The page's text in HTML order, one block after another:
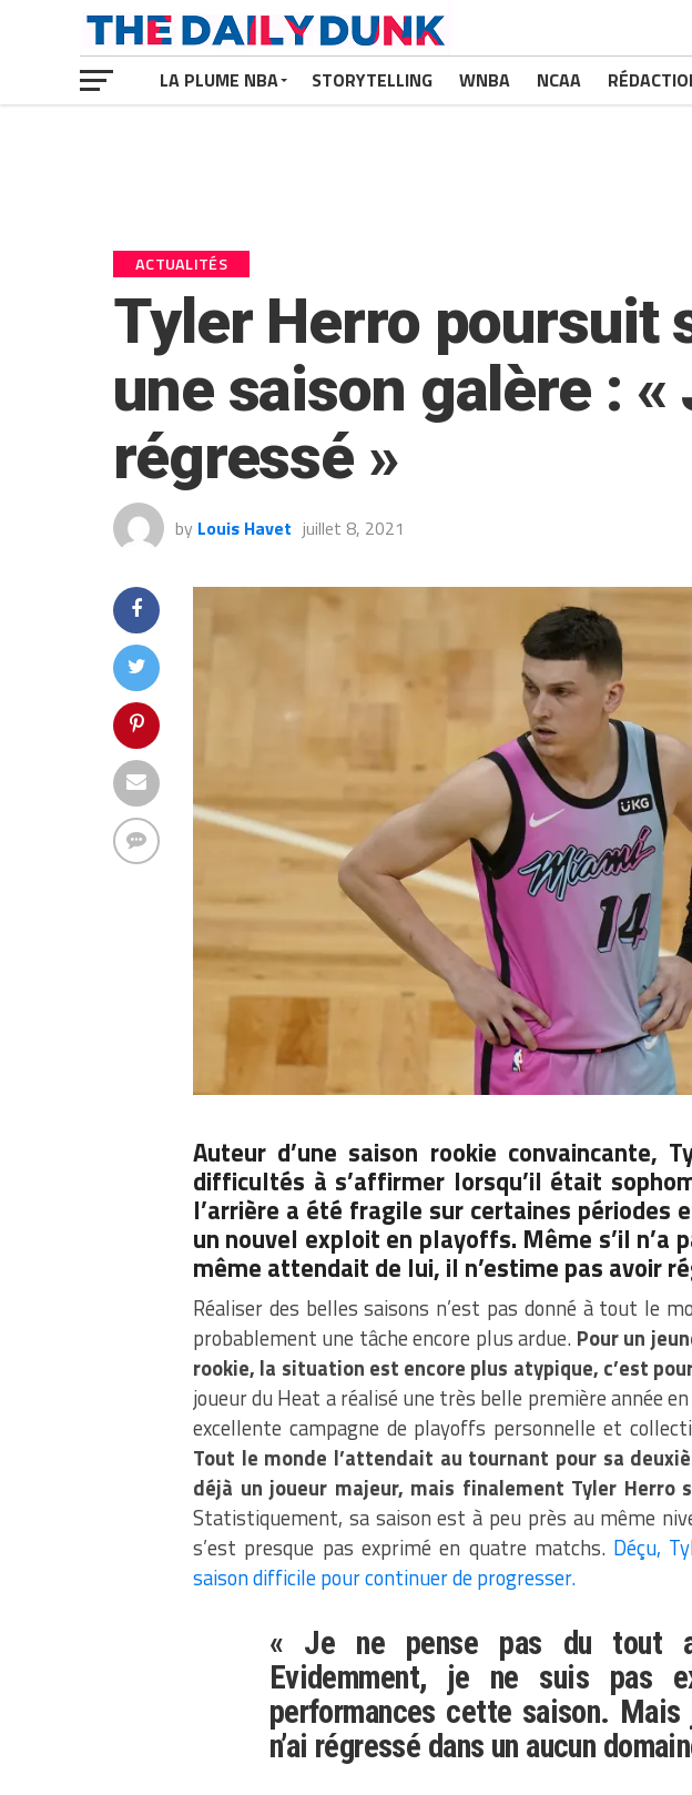
LA PLUME NBA STORYTELLING WNBA NCAA
ACTUALITÉS
Tyler Herro poursuit
une saison galère :
régressé »
by Louis Havet juillet 8, 2021
Auteur d’une saison rookie convaincante,
difficultés à s’affirmer lorsqu’il était
l’arrière a été fragile sur certaines périodes
un nouvel exploit en playoffs. Même s’il n’a
même attendait de lui, il n’estime pas avoir
Réaliser des belles saisons n’est pas donné à tout le
probablement une tâche encore plus ardue. Pour un
rookie, la situation est encore plus atypique, c’est
joueur du Heat a réalisé une très belle première année
excellente campagne de playoffs personnelle et
Tout le monde l’attendait au tournant pour sa
déjà un joueur majeur, mais finalement Tyler Herro
Statistiquement, sa saison est à peu près au même
s’est presque pas exprimé en quatre matchs. Déçu,
saison difficile pour continuer de progresser.
« Je ne pense pas du tout
Evidemment, je ne suis pas
performances cette saison. Mais
n’ai régressé dans un aucun